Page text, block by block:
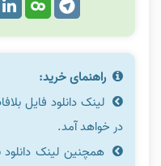
راهنمای خرید:
لینک دانلود فایل
در خواهد آمد.
همچنین لینک